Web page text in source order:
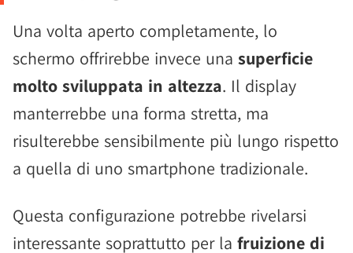
Una volta aperto completamente, lo
schermo offrirebbe invece una superficie
molto sviluppata in altezza. Il display
manterrebbe una forma stretta, ma
risulterebbe sensibilmente più lungo rispetto
a quella di uno smartphone tradizionale.
Questa configurazione potrebbe rivelarsi
interessante soprattutto per la fruizione di